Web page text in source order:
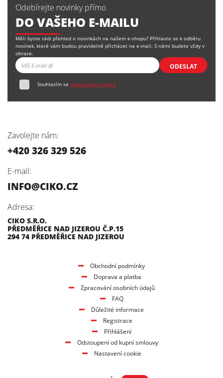
Odebírejte novinky přímo
DO VAŠEHO E-MAILU
Měli byste rádi přehled o novinkách na našem e-shopu? Přihlaste se k odběru
novinek, které vám budou pravidelně přicházet na e-mail. S námi budete vždy v
obraze.
ODESLAT
Souhlasím se zpracováním údajů
Zavolejte nám:
+420 326 329 526
E-mail:
INFO@CIKO.CZ
Adresa:
CIKO S.R.O.
PŘEDMĚŘICE NAD JIZEROU Č.P.15
294 74 PŘEDMĚŘICE NAD JIZEROU
Obchodní podmínky
Doprava a platba
Zpracování osobních údajů
FAQ
Důležité informace
Registrace
Přihlášení
Odstoupení od kupní smlouvy
Nastavení cookie